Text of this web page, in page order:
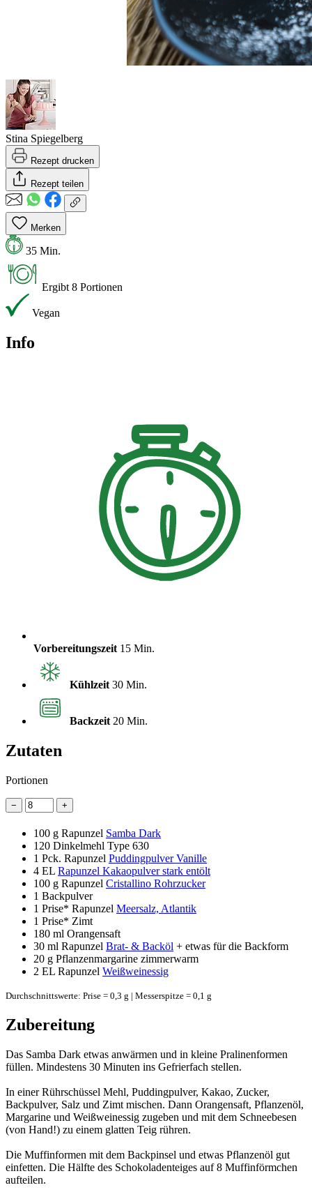
Stina Spiegelberg
Rezept drucken
Rezept teilen
Merken
35 Min.
Ergibt 8 Portionen
Vegan
Info
Vorbereitungszeit 15 Min.
Kühlzeit 30 Min.
Backzeit 20 Min.
Zutaten
Portionen
− +
100 g Rapunzel Samba Dark
120 Dinkelmehl Type 630
1 Pck. Rapunzel Puddingpulver Vanille
4 EL Rapunzel Kakaopulver stark entölt
100 g Rapunzel Cristallino Rohrzucker
1 Backpulver
1 Prise* Rapunzel Meersalz, Atlantik
1 Prise* Zimt
180 ml Orangensaft
30 ml Rapunzel Brat- & Backöl + etwas für die Backform
20 g Pflanzenmargarine zimmerwarm
2 EL Rapunzel Weißweinessig
Durchschnittswerte: Prise = 0,3 g | Messerspitze = 0,1 g
Zubereitung
Das Samba Dark etwas anwärmen und in kleine Pralinenformen
füllen. Mindestens 30 Minuten ins Gefrierfach stellen.
In einer Rührschüssel Mehl, Puddingpulver, Kakao, Zucker,
Backpulver, Salz und Zimt mischen. Dann Orangensaft, Pflanzenöl,
Margarine und Weißweinessig zugeben und mit dem Schneebesen
(von Hand!) zu einem glatten Teig rühren.
Die Muffinformen mit dem Backpinsel und etwas Pflanzenöl gut
einfetten. Die Hälfte des Schokoladenteiges auf 8 Muffinförmchen
aufteilen.